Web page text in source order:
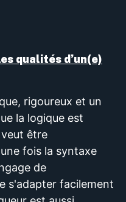
qualités d’un(e)
rigoureux et un
la logique est
être
fois la syntaxe
de
s'adapter facilement